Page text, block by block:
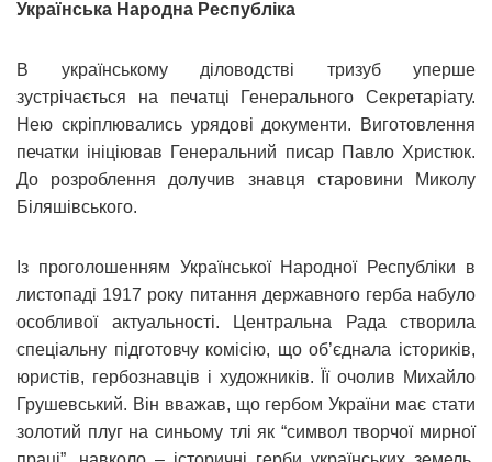
Українська Народна Республіка
В українському діловодстві тризуб уперше
зустрічається на печатці Генерального Секретаріату.
Нею скріплювались урядові документи. Виготовлення
печатки ініціював Генеральний писар Павло Христюк.
До розроблення долучив знавця старовини Миколу
Біляшівського.
Із проголошенням Української Народної Республіки в
листопаді 1917 року питання державного герба набуло
особливої актуальності. Центральна Рада створила
спеціальну підготовчу комісію, що об’єднала істориків,
юристів, гербознавців і художників. Її очолив Михайло
Грушевський. Він вважав, що гербом України має стати
золотий плуг на синьому тлі як “символ творчої мирної